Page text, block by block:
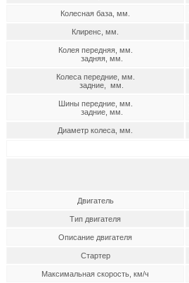
Колесная база, мм.
Клиренс, мм.
Колея передняя, мм.
задняя, мм.
Колеса передние, мм.
задние, мм.
Шины передние, мм.
задние, мм.
Диаметр колеса, мм.
Двигатель
Тип двигателя
Описание двигателя
Стартер
Максимальная скорость, км/ч